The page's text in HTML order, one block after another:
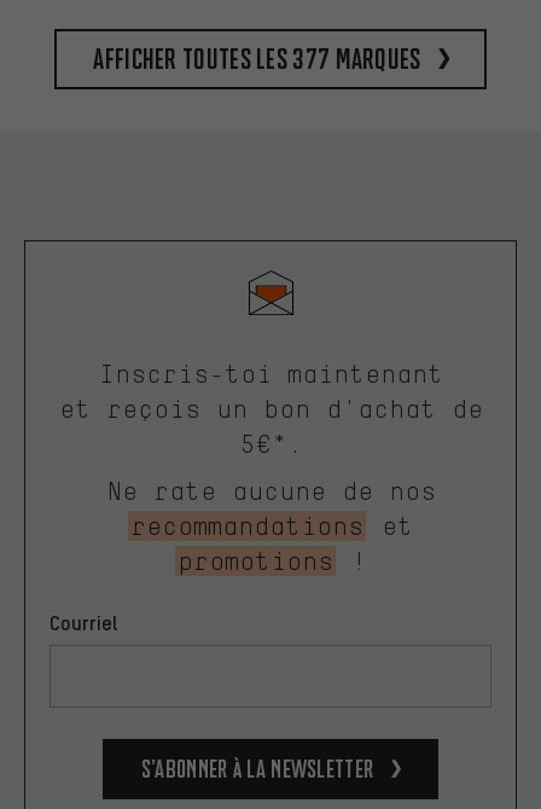
Afficher toutes les 377 marques
Inscris-toi maintenant
et reçois un bon d'achat de
5€*.
Ne rate aucune de nos
recommandations
et
promotions
!
Courriel
S’abonner à la newsletter